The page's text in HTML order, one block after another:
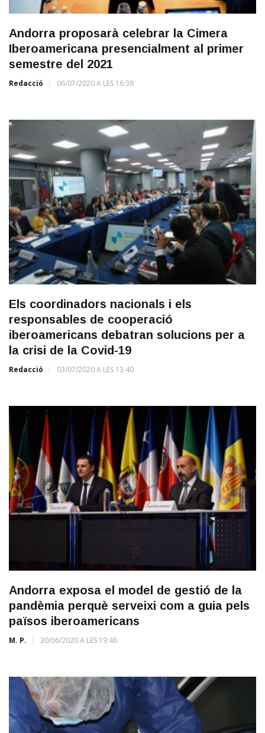
Andorra proposarà celebrar la Cimera
Iberoamericana presencialment al primer
semestre del 2021
Redacció 06/07/2020 A LES 16:38
Els coordinadors nacionals i els
responsables de cooperació
iberoamericans debatran solucions per a
la crisi de la Covid-19
Redacció 03/07/2020 A LES 13:40
Andorra exposa el model de gestió de la
pandèmia perquè serveixi com a guia pels
països iberoamericans
M. P. 30/06/2020 A LES 19:46